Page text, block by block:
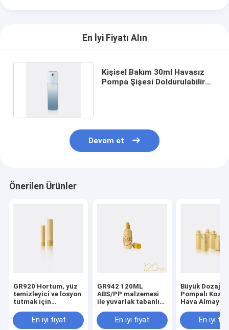
En İyi Fiyatı Alın
Kişisel Bakım 30ml Havasız
Pompa Şişesi Doldurulabilir
Devam et
Önerilen Ürünler
GR920 Hortum, yüz
temizleyici ve losyon
tutmak için
En iyi fiyat
GR942 120ML
ABS/PP malzemesi
ile yuvarlak tabanlı
pompa uygulamaları
için
En iyi fiyat
Büyük Dozajlı
Pompalı
Hava Almayan
Derece
PP/PCR
En iyi